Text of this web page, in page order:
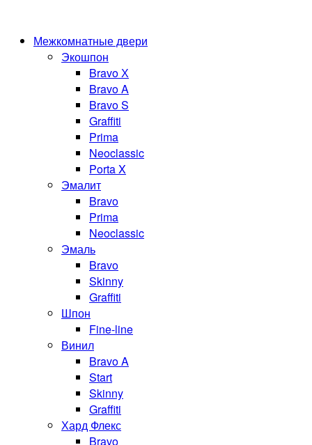
Межкомнатные двери
Экошпон
Bravo Х
Bravo A
Bravo S
Graffiti
Prima
Neoclassic
Porta X
Эмалит
Bravo
Prima
Neoclassic
Эмаль
Bravo
Skinny
Graffiti
Шпон
Fine-line
Винил
Bravo A
Start
Skinny
Graffiti
Хард Флекс
Bravo